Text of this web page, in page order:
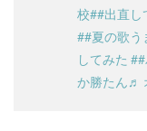
校##出直し
##夏の歌う
してみた
か勝たん♬